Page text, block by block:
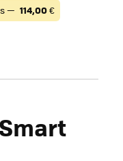
— 114,00€